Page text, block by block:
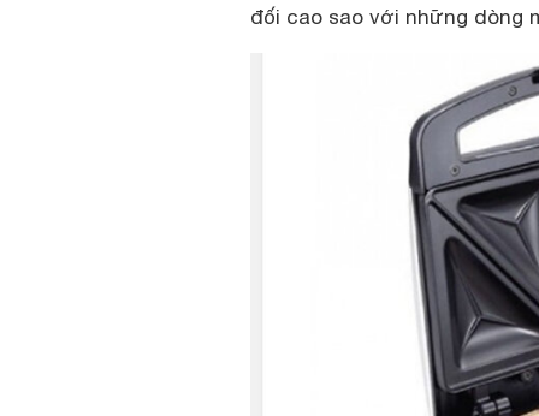
đối cao sao với những dòng